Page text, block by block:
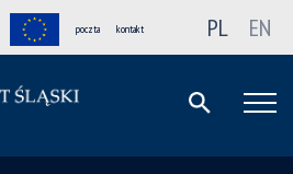
poczta kontakt PL EN